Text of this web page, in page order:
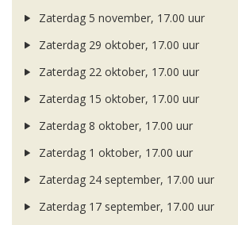
Zaterdag 5 november, 17.00 uur
Zaterdag 29 oktober, 17.00 uur
Zaterdag 22 oktober, 17.00 uur
Zaterdag 15 oktober, 17.00 uur
Zaterdag 8 oktober, 17.00 uur
Zaterdag 1 oktober, 17.00 uur
Zaterdag 24 september, 17.00 uur
Zaterdag 17 september, 17.00 uur